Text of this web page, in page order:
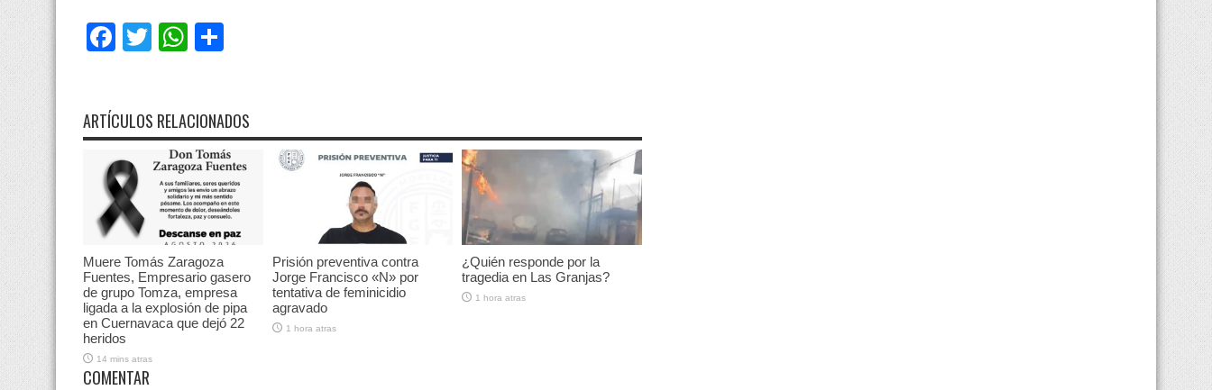
Facebook
TwitterWhatsApp
ARTÍCULOS RELACIONADOS
Muere Tomás Zaragoza
Fuentes, Empresario gasero
de grupo Tomza, empresa
ligada a la explosión de pipa
en Cuernavaca que dejó 22
heridos
14 mins atras
Prisión preventiva contra
Jorge Francisco «N» por
tentativa de feminicidio
agravado
1 hora atras
¿Quién responde por la
tragedia en Las Granjas?
1 hora atras
COMENTAR